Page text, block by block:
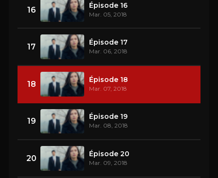
16 Épisode 16
Mar. 05, 2018
17 Épisode 17
Mar. 06, 2018
18 Épisode 18
Mar. 07, 2018
19 Épisode 19
Mar. 08, 2018
20 Épisode 20
Mar. 09, 2018